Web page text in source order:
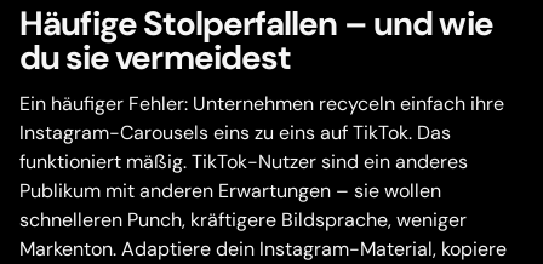
Häufige Stolperfallen – und wie
du sie vermeidest
Ein häufiger Fehler: Unternehmen recyceln einfach ihre
Instagram-Carousels eins zu eins auf TikTok. Das
funktioniert mäßig. TikTok-Nutzer sind ein anderes
Publikum mit anderen Erwartungen – sie wollen
schnelleren Punch, kräftigere Bildsprache, weniger
Markenton. Adaptiere dein Instagram-Material, kopiere